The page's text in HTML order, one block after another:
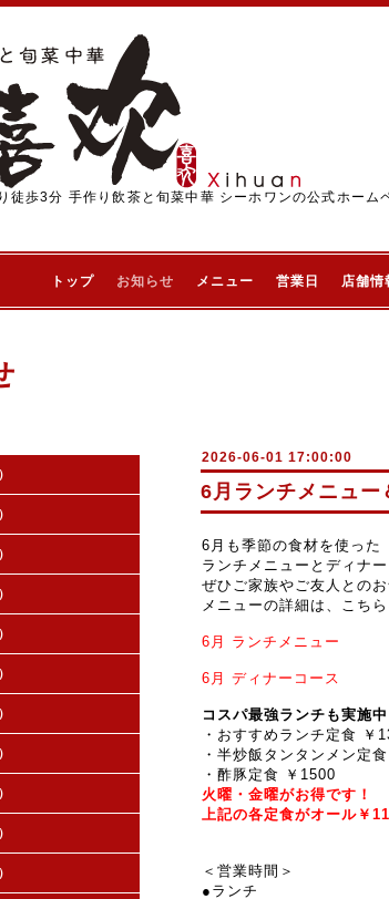
徒歩3分 手作り飲茶と旬菜中華 シーホワンの公式ホー
トップ お知らせ メニュー 営業日 店舗情
2026-06-01 17:00:00
6月ランチメニュー
6月も季節の食材を使った
ランチメニューとディナ
ぜひご家族やご友人との
メニューの詳細は、こち
6月 ランチメニュー
6月 ディナーコース
コスパ最強ランチも実施中
・おすすめランチ定食 ￥
・半炒飯タンタンメン定
・酢豚定食 ￥1500
火曜・金曜がお得です！
上記の各定食がオール￥
＜営業時間＞
●ランチ